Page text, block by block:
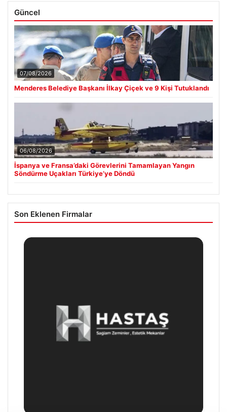
Güncel
07/08/2026
Menderes Belediye Başkanı İlkay Çiçek ve 9 Kişi Tutuklandı
06/08/2026
İspanya ve Fransa’daki Görevlerini Tamamlayan Yangın
Söndürme Uçakları Türkiye’ye Döndü
Son Eklenen Firmalar